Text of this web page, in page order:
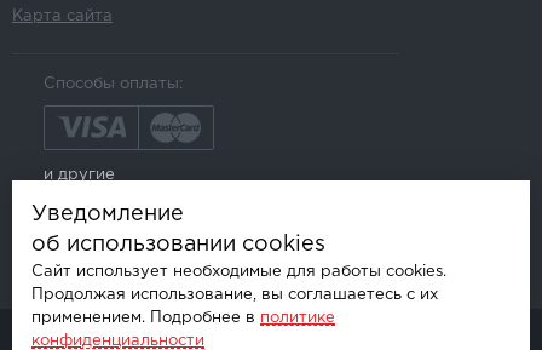
Карта сайта
Способы оплаты:
и другие
Уведомление
об использовании cookies
Сайт использует необходимые для работы cookies.
Продолжая использование, вы соглашаетесь с их
применением. Подробнее в политике
конфиденциальности